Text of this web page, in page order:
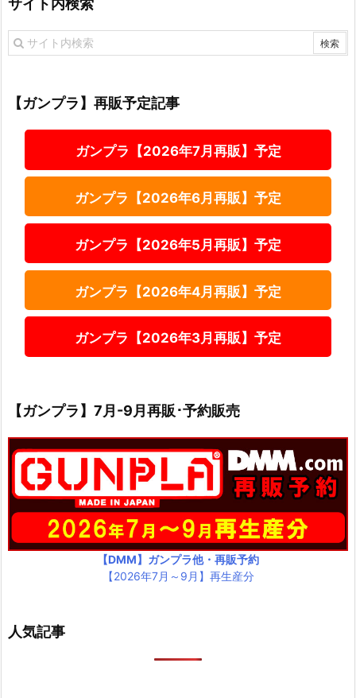
サイト内検索
【ガンプラ】再販予定記事
ガンプラ【2026年7月再販】予定
ガンプラ【2026年6月再販】予定
ガンプラ【2026年5月再販】予定
ガンプラ【2026年4月再販】予定
ガンプラ【2026年3月再販】予定
【ガンプラ】7月-9月再販･予約販売
【DMM】ガンプラ他・再販予約
【2026年7月～9月】再生産分
人気記事